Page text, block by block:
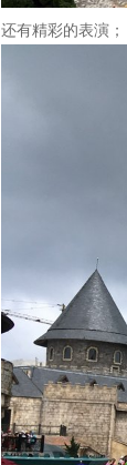
还有精彩的表演；